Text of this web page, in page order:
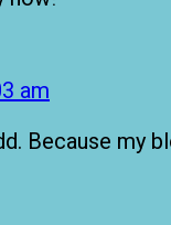
am
Because my